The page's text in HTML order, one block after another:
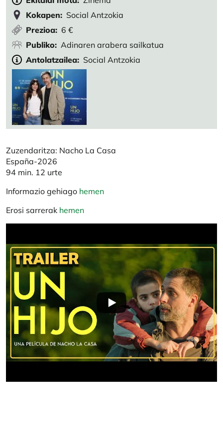
Kokapen
Social Antzokia
Prezioa
6 €
Publiko
Adinaren arabera sailkatua
Antolatzailea
Social Antzokia
Zuzendaritza: Nacho La Casa
España-2026
94 min. 12 urte
Informazio gehiago hemen
Erosi sarrerak hemen